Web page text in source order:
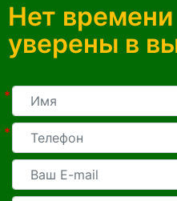
Нет
уверены в
*
*